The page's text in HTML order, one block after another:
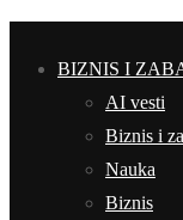
BIZNIS I
AI vesti
Biznis i
Nauka
Biznis